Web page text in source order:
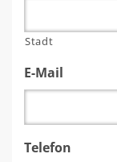
Stadt
E-Mail
Telefon